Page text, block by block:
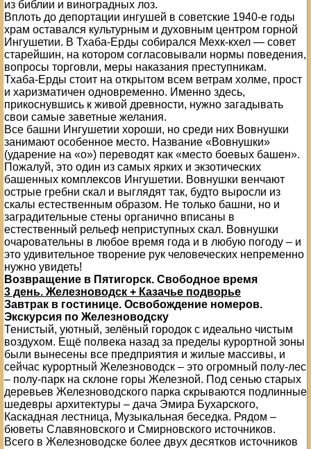
из библии и виноградных лоз.
Вплоть до депортации ингушей в советские 1940-е годы
храм оставался культурным и духовным центром горной
Ингушетии. В Тхаба-Ерды собирался Мехк-кхел — совет
старейшин, на котором согласовывали нормы поведения,
вопросы торговли, меры наказания преступникам.
Тхаба-Ерды стоит на открытом всем ветрам холме, прост
и харизматичен одновременно. Именно здесь,
прикоснувшись к живой древности, нужно загадывать
свои самые заветные желания.
Все башни Ингушетии хороши, но среди них Вовнушки
занимают особенное место. Название «Вовнушки»
(ударение на «о») переводят как «место боевых башен».
Пожалуй, это один из самых ярких и экзотических
башенных комплексов Ингушетии. Вовнушки венчают
острые гребни скал и выглядят так, будто выросли из
скалы естественным образом. Не только башни, но и
заградительные стены органично вписаны в
естественный рельеф неприступных скал. Вовнушки
очаровательны в любое время года и в любую погоду – и
это удивительное творение рук человеческих непременно
нужно увидеть!
Возвращение в Пятигорск. Свободное время
3 день. Железноводск + Казачье подворье
Завтрак в гостинице. Освобождение номеров.
Экскурсия по Железноводску
Тенистый, уютный, зелёный городок с идеально чистым
воздухом. Ещё полвека назад за пределы курортной зоны
были вынесены все предприятия и жилые массивы, и
сейчас курортный Железноводск – это огромный полу-лес
– полу-парк на склоне горы Железной. Под сенью старых
деревьев Железноводского парка скрываются подлинные
шедевры архитектуры – дача Эмира Бухарского,
Каскадная лестница, Музыкальная беседка. Рядом –
бюветы Славяновского и Смирновского источников.
Всего в Железноводске более двух десятков источников